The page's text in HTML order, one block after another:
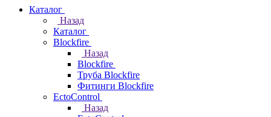
Каталог
Назад
Каталог
Blockfire
Назад
Blockfire
Труба Blockfire
Фитинги Blockfire
EctoControl
Назад